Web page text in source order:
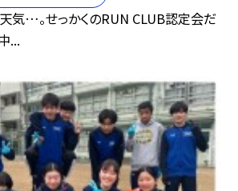
気…。せっかくのRUN CLUB認定会だ
...